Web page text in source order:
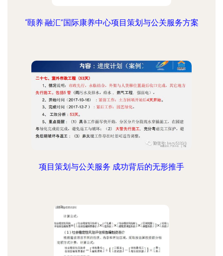
“颐养·融汇”国际康养中心项目策划与公关服务方案
项目策划与公关服务 成功背后的无形推手